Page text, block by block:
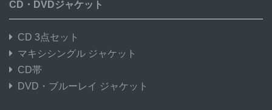
CD・DVDジャケット
CD 3点セット
マキシシングル ジャケット
CD帯
DVD・ブルーレイ ジャケット